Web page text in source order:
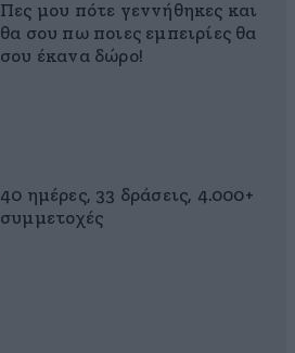
Πες μου πότε γεννήθηκες και
θα σου πω ποιες εμπειρίες θα
σου έκανα δώρο!
40 ημέρες, 33 δράσεις, 4.000+
συμμετοχές